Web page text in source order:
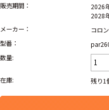
レ
Search by Particularこ
販売期間：
2026
2028
メーカー：
コロ
型番：
数量:
在庫:
残り1